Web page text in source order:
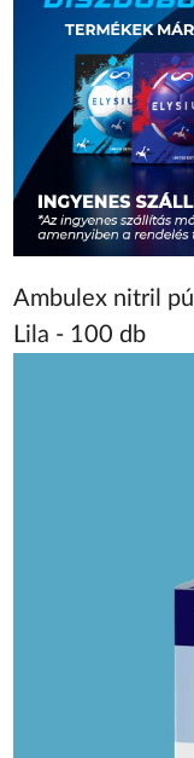
Ambulex nitril
Lila - 100 db